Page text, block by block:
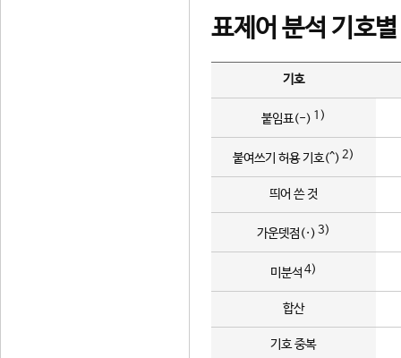
표제어 분석 기호
기호
붙임표(-) 1)
붙여쓰기 허용 기호(^) 2)
띄어 쓴 것
가운뎃점(·) 3)
미분석 4)
합산
기호 중복